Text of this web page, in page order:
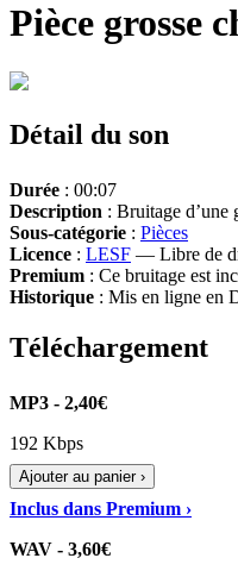
Pièce grosse
Détail du son
Durée : 00:07
Description : Bruitage d’une
Sous-catégorie : Pièces
Licence : LESF — Libre de
Premium : Ce bruitage est
Historique : Mis en ligne en
Téléchargement
MP3 - 2,40€
192 Kbps
Ajouter au panier ›
Inclus dans Premium ›
WAV - 3,60€